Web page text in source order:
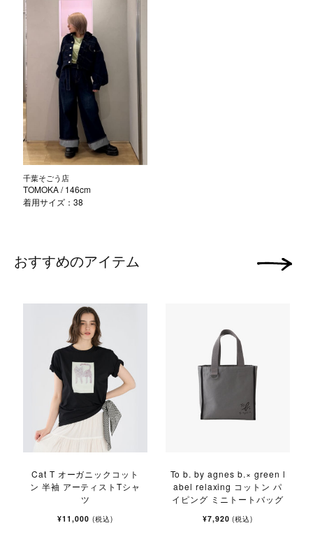
千葉そごう店
TOMOKA/ 146cm
着用サイズ：38
おすすめのアイテム
Cat T オーガニックコット
ン 半袖 アーティストTシャ
ツ
¥11,000 (税込)
To b. by agnes b.× green l
abel relaxing コットン パ
イピング ミニトートバッグ
¥7,920(税込)
次の画像